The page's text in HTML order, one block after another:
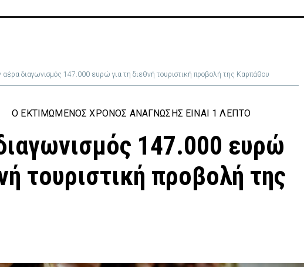
αέρα διαγωνισμός 147.000 ευρώ για τη διεθνή τουριστική προβολή της Καρπάθου
Ο ΕΚΤΙΜΏΜΕΝΟΣ ΧΡΌΝΟΣ ΑΝΆΓΝΩΣΗΣ ΕΊΝΑΙ 1 ΛΕΠΤΌ
147.000 ευρώ
τουριστική προβολή της